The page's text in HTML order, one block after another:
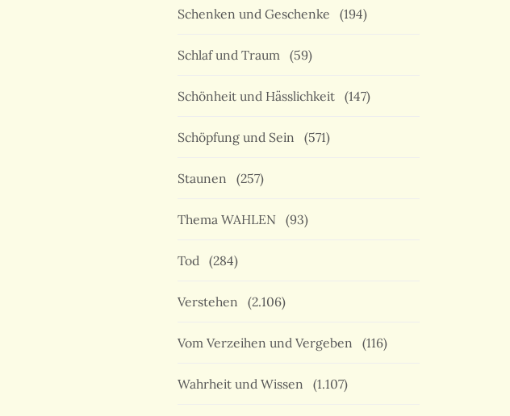
Schenken und Geschenke (194)
Schlaf und Traum (59)
Schönheit und Hässlichkeit (147)
Schöpfung und Sein (571)
Staunen (257)
Thema WAHLEN (93)
Tod (284)
Verstehen (2.106)
Vom Verzeihen und Vergeben (116)
Wahrheit und Wissen (1.107)